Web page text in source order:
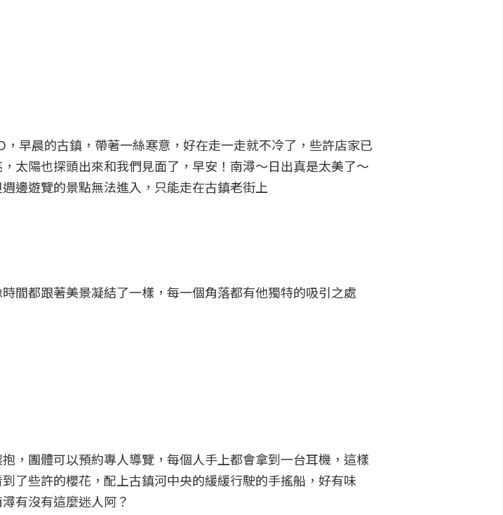
早晨的古鎮，帶著一絲寒意，好在走一走就不冷了，些許店家已
太陽也探頭出來和我們見面了，早安！南潯～日出真是太美了～
邊遊覽的景點無法進入，只能走在古鎮老街上
間都跟著美景凝結了一樣，每一個角落都有他獨特的吸引之處
，團體可以預約專人導覽，每個人手上都會拿到一台耳機，這樣
了些許的櫻花，配上古鎮河中央的緩緩行駛的手搖船，好有味
有沒有這麼迷人阿？